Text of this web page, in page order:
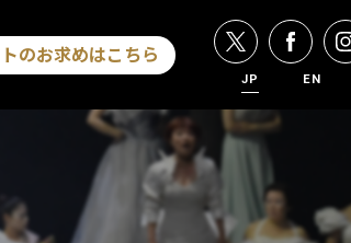
のお求めはこちら
JP EN